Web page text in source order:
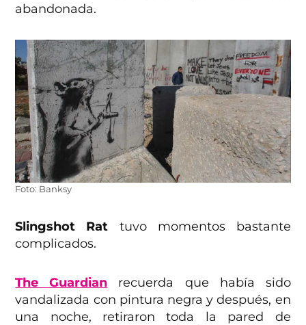
abandonada.
Foto: Banksy
Slingshot Rat tuvo momentos bastante
complicados.
The Guardian recuerda que había sido
vandalizada con pintura negra y después, en
una noche, retiraron toda la pared de